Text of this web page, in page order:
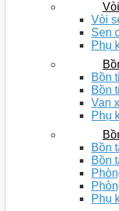
Vòi
Sen
Phụ
Bồn
Bồn
Van
Phụ
Bồn
Bồn
Phụ